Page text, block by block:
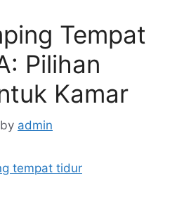
Tempat
Pilihan
Kamar
by admin